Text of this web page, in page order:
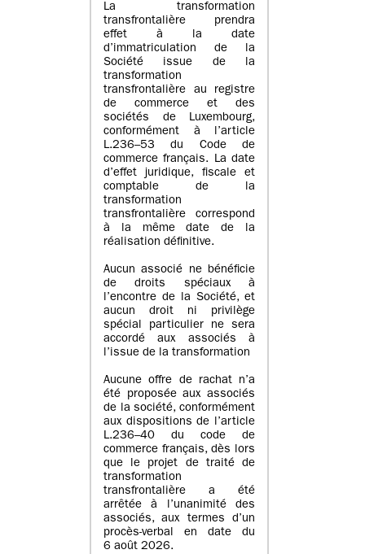
La transformation
transfrontalière prendra
effet à la date
d’immatriculation de la
Société issue de la
transformation
transfrontalière au registre
de commerce et des
sociétés de Luxembourg,
conformément à l’article
L.236–53 du Code de
commerce français. La date
d’effet juridique, fiscale et
comptable de la
transformation
transfrontalière correspond
à la même date de la
réalisation définitive.
Aucun associé ne bénéficie
de droits spéciaux à
l’encontre de la Société, et
aucun droit ni privilège
spécial particulier ne sera
accordé aux associés à
l’issue de la transformation
Aucune offre de rachat n’a
été proposée aux associés
de la société, conformément
aux dispositions de l’article
L.236–40 du code de
commerce français, dès lors
que le projet de traité de
transformation
transfrontalière a été
arrêtée à l’unanimité des
associés, aux termes d’un
procès-verbal en date du
6 août 2026.